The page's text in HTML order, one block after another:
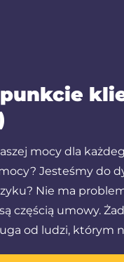
punkcie
mocy dla
Jesteśmy do
Nie ma
są częścią umowy.
od ludzi, którym